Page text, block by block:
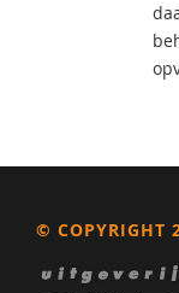
© COPYRIGHT